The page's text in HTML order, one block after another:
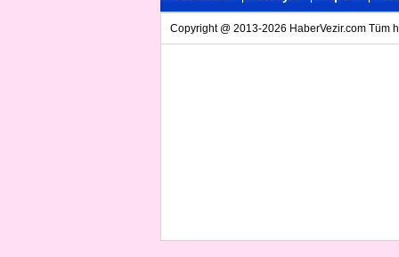
Copyright @ 2013-2026 HaberVezir.com Tüm